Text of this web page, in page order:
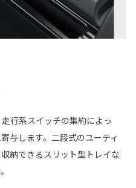
行系スイッチの集約によっ
与します。二段式のユーティ
納できるスリット型トレイな